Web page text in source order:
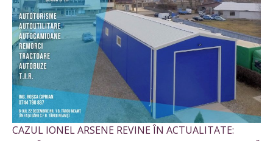
CAZUL IONEL ARSENE REVINE ÎN ACTUALITATE: